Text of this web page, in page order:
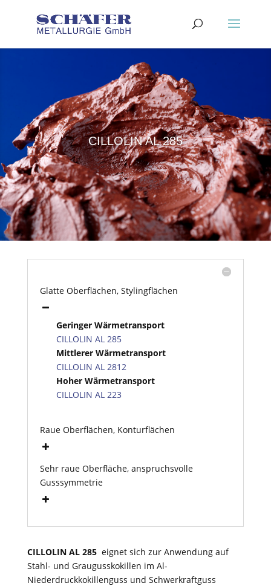
CILLOLIN AL 285
Glatte Oberflächen, Stylingflächen
Geringer Wärmetransport
CILLOLIN AL 285
Mittlerer Wärmetransport
CILLOLIN AL 2812
Hoher Wärmetransport
CILLOLIN AL 223
Raue Oberflächen, Konturflächen
Sehr raue Oberfläche, anspruchsvolle
Gusssymmetrie
CILLOLIN AL 285 eignet sich zur Anwendung auf
Stahl- und Graugusskokillen im Al-
Niederdruckkokillenguss und Schwerkraftguss